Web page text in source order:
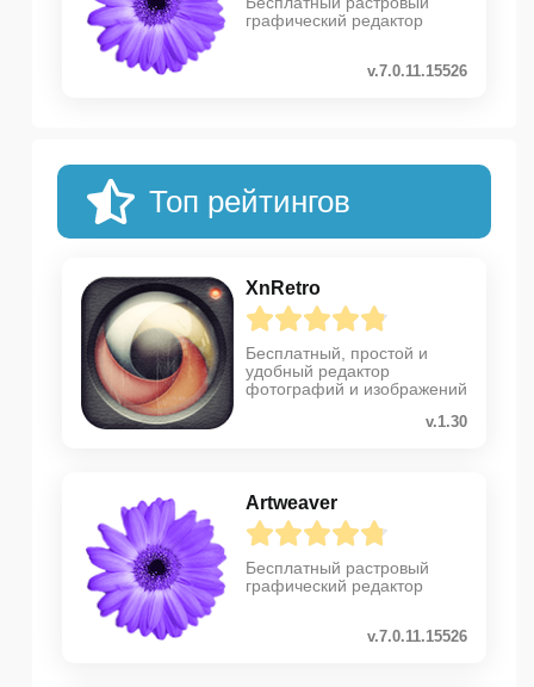
графический редактор
v.7.0.11.15526
Топ рейтингов
XnRetro
Бесплатный, простой и
удобный редактор
фотографий и изображений
v.1.30
Artweaver
Бесплатный растровый
графический редактор
v.7.0.11.15526